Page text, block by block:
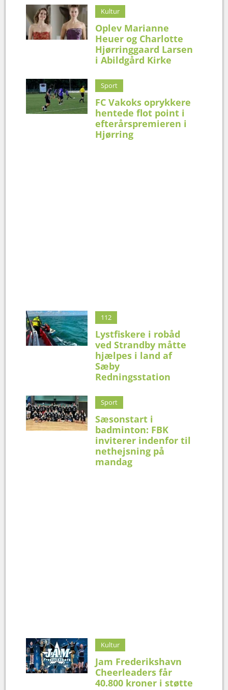
Kultur
Oplev Marianne
Heuer og Charlotte
Hjørringgaard Larsen
i Abildgård Kirke
Sport
FC Vakoks oprykkere
hentede flot point i
efterårspremieren i
Hjørring
112
Lystfiskere i robåd
ved Strandby måtte
hjælpes i land af
Sæby
Redningsstation
Sport
Sæsonstart i
badminton: FBK
inviterer indenfor til
nethejsning på
mandag
Kultur
Jam Frederikshavn
Cheerleaders får
40.800 kroner i støtte